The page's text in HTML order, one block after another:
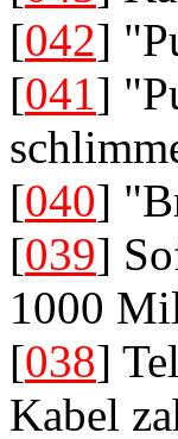
[042]
[041]
[040]
[039]
1000
[038]
Kabel